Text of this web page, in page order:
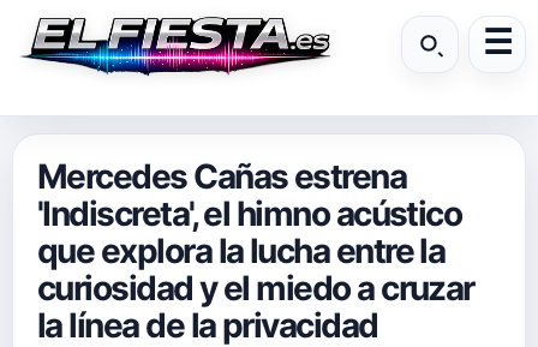
Mercedes Cañas estrena
'Indiscreta', el himno acústico
que explora la lucha entre la
curiosidad y el miedo a cruzar
la línea de la privacidad